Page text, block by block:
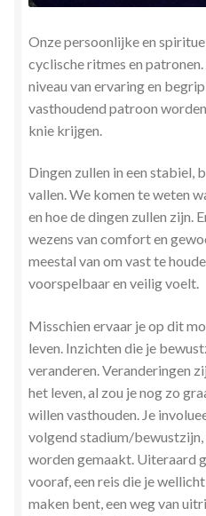
Tarot
Transactionele Analyse
Verbinden en Transformeren
Webshop
Winkelwagen
Zielsgeoriënteerde
Onze persoonlijke en
cyclische ritmes en
niveau van ervaring en
vasthoudend patroon
knie krijgen.
Dingen zullen in een stabiel,
vallen. We komen te weten
en hoe de dingen zullen zijn.
wezens van comfort en
meestal van om vast te
voorspelbaar en veilig voelt.
Misschien ervaar je op dit
leven. Inzichten die je
veranderen. Veranderingen
het leven, al zou je nog zo
willen vasthouden. Je
volgend stadium/bewustzijn,
worden gemaakt. Uiteraard
vooraf, een reis die je
maken bent, een weg van